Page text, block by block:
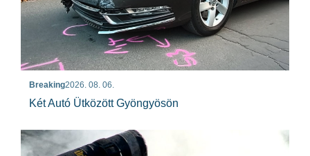
Breaking2026. 08. 06.
Két Autó Ütközött Gyöngyösön